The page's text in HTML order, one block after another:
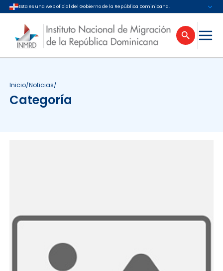
Esta es una web oficial del Gobierno de la República Dominicana.
Inicio/Noticias/
Categoría